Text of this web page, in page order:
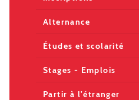
Alternance
Études et scolarité
Stages - Emplois
Partir à l'étranger